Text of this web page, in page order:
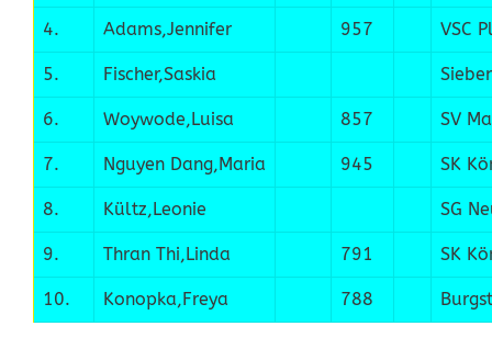
4. Adams,Jennifer 957 VSC
5. Fischer,Saskia
6. Woywode,Luisa 857 SV
7. Nguyen Dang,Maria 945 SK
8. Kültz,Leonie SG
9. Thran Thi,Linda 791 SK
10. Konopka,Freya 788